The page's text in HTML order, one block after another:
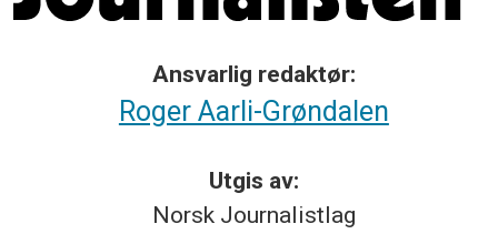
Ansvarlig redaktør:
Roger Aarli-Grøndalen
Utgis av:
Norsk Journalistlag